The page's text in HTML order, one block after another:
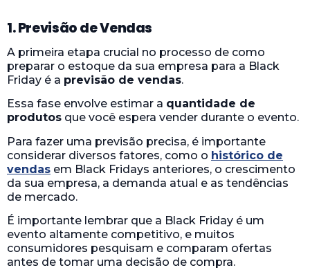
1. Previsão de Vendas
A primeira etapa crucial no processo de como
preparar o estoque da sua empresa para a Black
Friday é a previsão de vendas.
Essa fase envolve estimar a quantidade de
produtos que você espera vender durante o evento.
Para fazer uma previsão precisa, é importante
considerar diversos fatores, como o histórico de
vendas em Black Fridays anteriores, o crescimento
da sua empresa, a demanda atual e as tendências
de mercado.
É importante lembrar que a Black Friday é um
evento altamente competitivo, e muitos
consumidores pesquisam e comparam ofertas
antes de tomar uma decisão de compra.